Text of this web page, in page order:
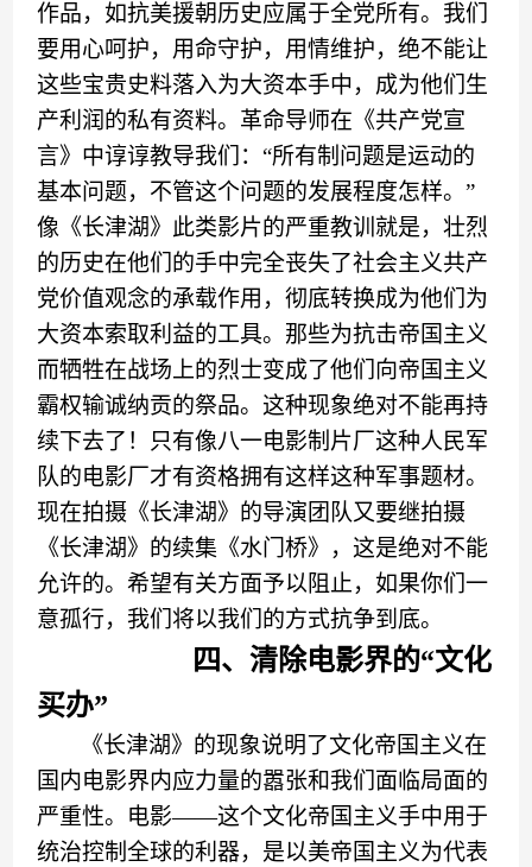
作品，如抗美援朝历史应属于全党所有。我们
要用心呵护，用命守护，用情维护，绝不能让
这些宝贵史料落入为大资本手中，成为他们 生
产利润的私有资料。革命导师在《共产党宣
言》中谆谆教导我们 ： “所有制问题是运动的
基本问题，不管这个问题的发展程度怎样。”
像 《长津湖》 此类影片的严重教训就是，壮烈
的历史在他们的手中完全丧失了社会主义共产
党价值观念的承载作用 ，彻底转换成为他们为
大资本索取利益的工具。那些为抗击帝国主义
而牺牲在战场上的烈士变成了他们 向帝国主义
霸权输诚纳贡的祭品。这种现象绝对不能再持
续下去了 ！ 只有像八一电影制片厂 这种人民军
队的电影厂 才有资格拥有这样这种军事题材。
现在拍摄 《长津湖》 的导演团队又要继拍摄
《长津湖》的续集 《水门桥》， 这是绝对不能
允许的。希望有关方面予以阻止，如果你们一
意孤行，我们将以我们的方式抗争到底。
四、清除电影界的“文化
买办”
《长津湖》 的现象说明了文化帝国主义在
国内电影界内应力量的嚣张和我们面临局面的
严重性。电影——这个文化帝国主义手中用于
统治控制全球的利器， 是以美帝国主义为代表